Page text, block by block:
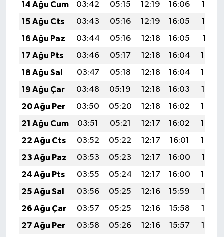
14 Ağu Cum
03:42 05:15 12:19 16:06
19:13
15 Ağu Cts
03:43 05:16 12:19 16:05
19:12
16 Ağu Paz
03:44 05:16 12:18 16:05
19:11
17 Ağu Pts
03:46 05:17 12:18 16:04
19:09
18 Ağu Sal
03:47 05:18 12:18 16:04
19:08
19 Ağu Çar
03:48 05:19 12:18 16:03
19:07
20 Ağu Per
03:50 05:20 12:18 16:02
19:05
21 Ağu Cum
03:51 05:21 12:17 16:02
19:04
22 Ağu Cts
03:52 05:22 12:17 16:01
19:02
23 Ağu Paz
03:53 05:23 12:17 16:00
19:01
24 Ağu Pts
03:55 05:24 12:17 16:00
19:00
25 Ağu Sal
03:56 05:25 12:16 15:59
18:58
26 Ağu Çar
03:57 05:25 12:16 15:58
18:57
27 Ağu Per
03:58 05:26 12:16 15:57
18:55